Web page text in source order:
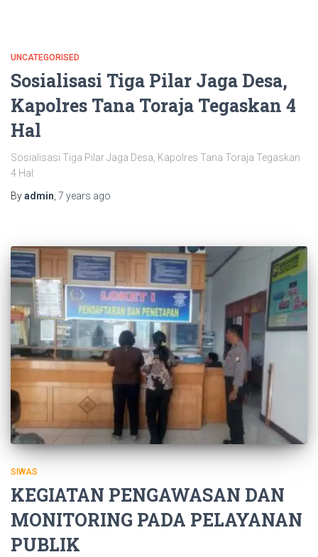
UNCATEGORISED
Sosialisasi Tiga Pilar Jaga Desa,
Kapolres Tana Toraja Tegaskan 4
Hal
Sosialisasi Tiga Pilar Jaga Desa, Kapolres Tana Toraja Tegaskan
4 Hal
Byadmin 7 years ago
SIWAS
KEGIATAN PENGAWASAN DAN
MONITORING PADA PELAYANAN
PUBLIK